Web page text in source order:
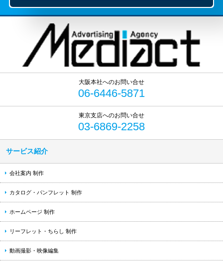
06-6446-5871
03-6869-2258
サービス紹介
会社案内 制作
カタログ・パンフレット 制作
ホームページ 制作
リーフレット・ちらし 制作
動画撮影・映像編集